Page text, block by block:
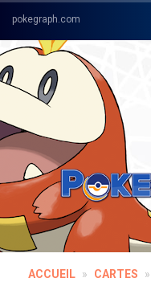
Skip to content
ACCUEIL » CARTES »